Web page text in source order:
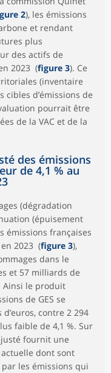
2), les émissions
et rendant
plus
des actifs de
2023 (figure 3). Ce
(inventaire
cibles d’émissions de
pourrait être
de la VAC et de la
des émissions
de 4,1 % au
(dégradation
(épuisement
émissions françaises
2023 (figure 3),
dans le
et 57 milliards de
Ainsi le produit
de GES se
contre 2 294
faible de 4,1 %. Sur
fournit une
dont sont
les émissions qui